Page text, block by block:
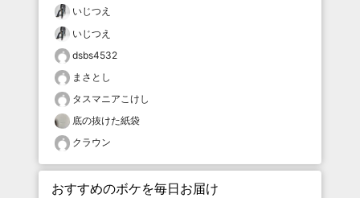
いじつえ
いじつえ
dsbs4532
まさとし
タスマニアこけし
底の抜けた紙袋
クラウン
おすすめのボケを毎日お届け